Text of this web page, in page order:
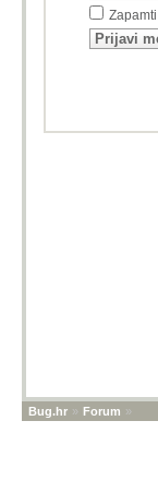
Bug.hr » Forum »